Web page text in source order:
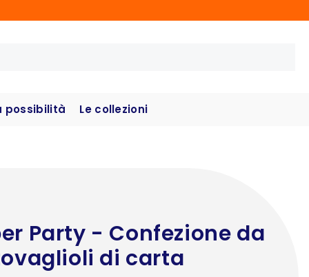
possibilità Le collezioni
Party - Confezione da
di carta